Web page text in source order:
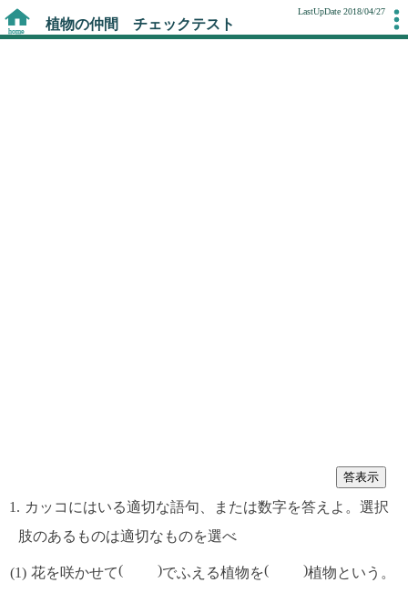
LastUpDate 2018/04/27
植物の仲間 チェックテスト
答表示
カッコにはいる適切な語句、または数字を答えよ。選択
肢のあるものは適切なものを選べ
花を咲かせて でふえる植物を 植物という。